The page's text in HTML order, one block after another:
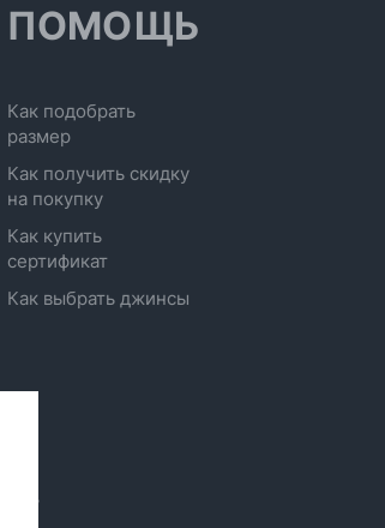
ПОМОЩЬ
Как подобрать
размер
Как получить скидку
на покупку
Как купить
сертификат
Как выбрать джинсы